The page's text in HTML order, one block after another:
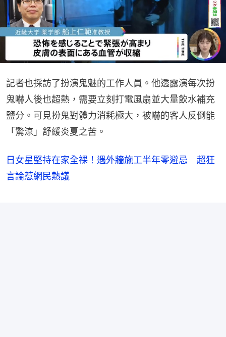
記者也採訪了扮演鬼魅的工作人員。他透露演每次扮
鬼嚇人後也超熱，需要立刻打電風扇並大量飲水補充
鹽分。可見扮鬼對體力消耗極大，被嚇的客人反倒能
「驚涼」舒緩炎夏之苦。
日女星堅持在家全裸！遇外牆施工半年零避忌 超狂
言論惹網民熱議